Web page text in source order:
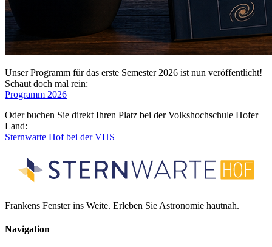
Unser Programm für das erste Semester 2026 ist nun veröffentlicht!
Schaut doch mal rein:
Programm 2026
Oder buchen Sie direkt Ihren Platz bei der Volkshochschule Hofer
Land:
Sternwarte Hof bei der VHS
Frankens Fenster ins Weite. Erleben Sie Astronomie hautnah.
Navigation